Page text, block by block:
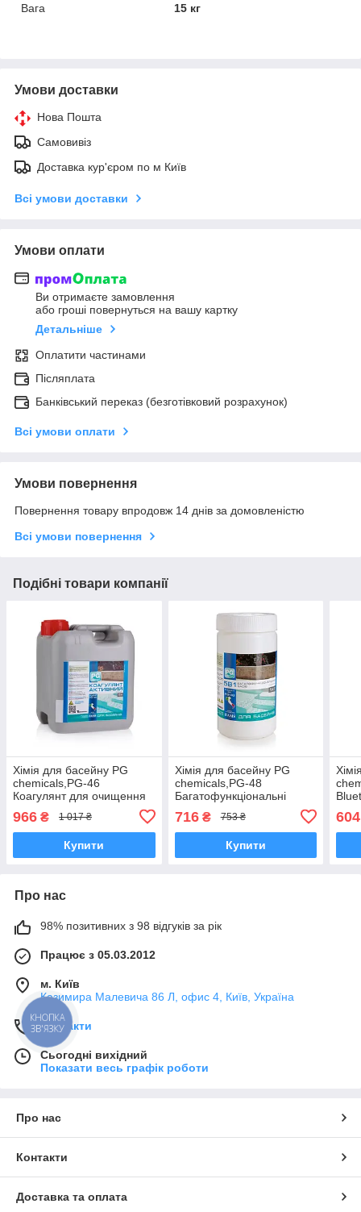
Вага
15 кг
Умови доставки
Нова Пошта
Самовивіз
Доставка кур'єром по м Київ
Всі умови доставки
Умови оплати
Ви отримаєте замовлення
або гроші повернуться на вашу картку
Детальніше
Оплатити частинами
Післяплата
Банківський переказ (безготівковий розрахунок)
Всі умови оплати
Умови повернення
Повернення товару впродовж 14 днів за домовленістю
Всі умови повернення
Подібні товари компанії
Хімія для басейну PG
chemicals,PG-46
Коагулянт для очищення
966 ₴ 1 017 ₴
Купити
Хімія для басейну PG
chemicals,PG-48
Багатофункціональні
716₴ 753 ₴
Купити
604
Про нас
98% позитивних з 98 відгуків за рік
Працює з 05.03.2012
м. Київ
Казимира Малевича 86 Л, офис 4, Київ, Україна
Контакти
Сьогодні вихідний
Показати весь графік роботи
Про нас
Контакти
Доставка та оплата
КНОПКА
ЗВ'ЯЗКУ